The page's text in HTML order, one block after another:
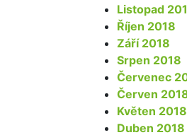
Listopad
Říjen 2018
Září 2018
Srpen 2018
Červenec
Červen
Květen 2018
Duben 2018